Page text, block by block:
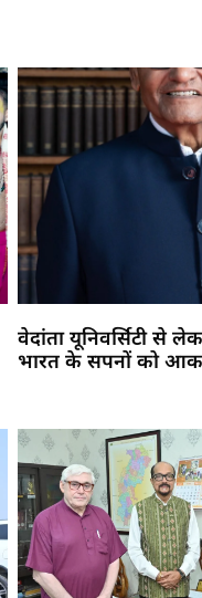
वेदांता यूनिवर्सिटी से
भारत के सपनों को